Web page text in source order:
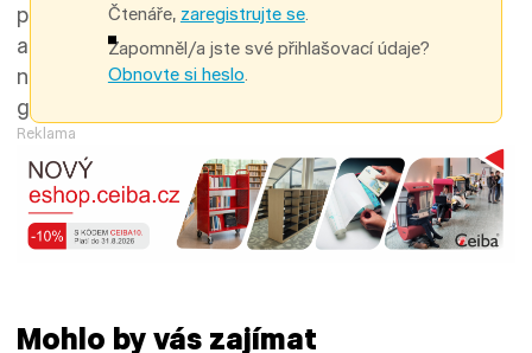
pojďme podívat, jak projekt pokročil, co se povedlo
a jak vypadá aktuální výhled. Zaměříme se
na klíčovou aktivitu PNG – Platformu nové
generace.
Čtenáře, zaregistrujte se.
Zapomněl/a jste své přihlašovací údaje?
Obnovte si heslo.
Reklama
Mohlo by vás zajímat